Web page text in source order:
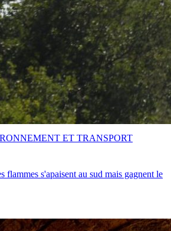
flammes s'apaisent au sud mais gagnent le
ET TRANSPORT